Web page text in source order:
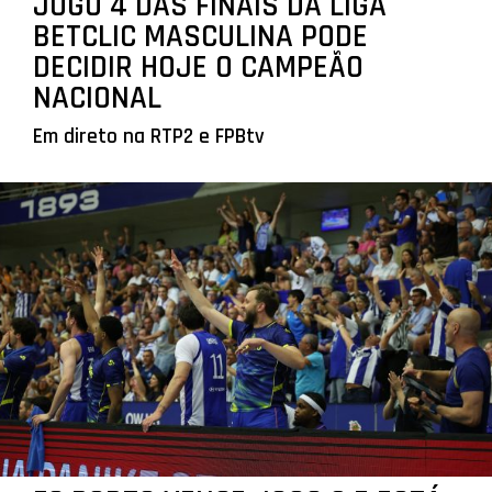
BETCLIC MASCULINA PODE
DECIDIR HOJE O CAMPEÃO
NACIONAL
Em direto na RTP2 e FPBtv